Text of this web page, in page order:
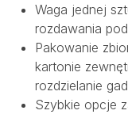
Waga jednej
rozdawania
Pakowanie
kartonie
rozdzielanie
Szybkie opcje